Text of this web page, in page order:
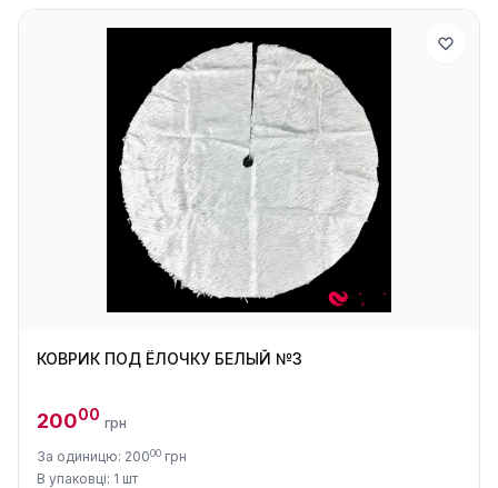
КОВРИК ПОД ЁЛОЧКУ БЕЛЫЙ №3
20000 грн
За одиницю: 20000 грн
В упаковці: 1 шт